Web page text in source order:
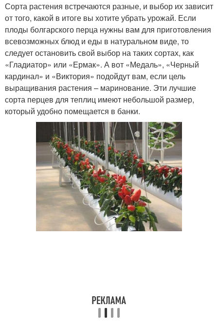
Сорта растения встречаются разные, и выбор их зависит
от того, какой в итоге вы хотите убрать урожай. Если
плоды болгарского перца нужны вам для приготовления
всевозможных блюд и еды в натуральном виде, то
следует остановить свой выбор на таких сортах, как
«Гладиатор» или «Ермак». А вот «Медаль», «Черный
кардинал» и «Виктория» подойдут вам, если цель
выращивания растения – маринование. Эти лучшие
сорта перцев для теплиц имеют небольшой размер,
который удобно помещается в банки.